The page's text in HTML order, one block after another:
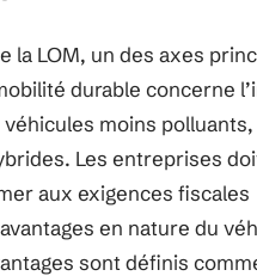
la LOM, un des axes
durable concerne
véhicules moins
Les entreprises
aux exigences fiscales
en nature du
sont définis